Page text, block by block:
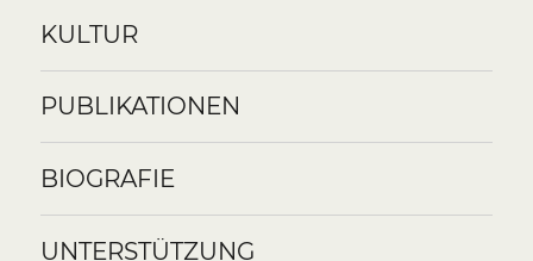
KULTUR
PUBLIKATIONEN
BIOGRAFIE
UNTERSTÜTZUNG